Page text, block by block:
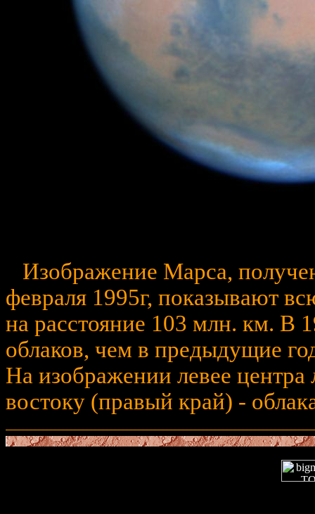
Изображение Марса,
февраля 1995г, показывают
на расстояние 103 млн. км. В
облаков, чем в предыдущие
На изображении левее
востоку (правый край) -